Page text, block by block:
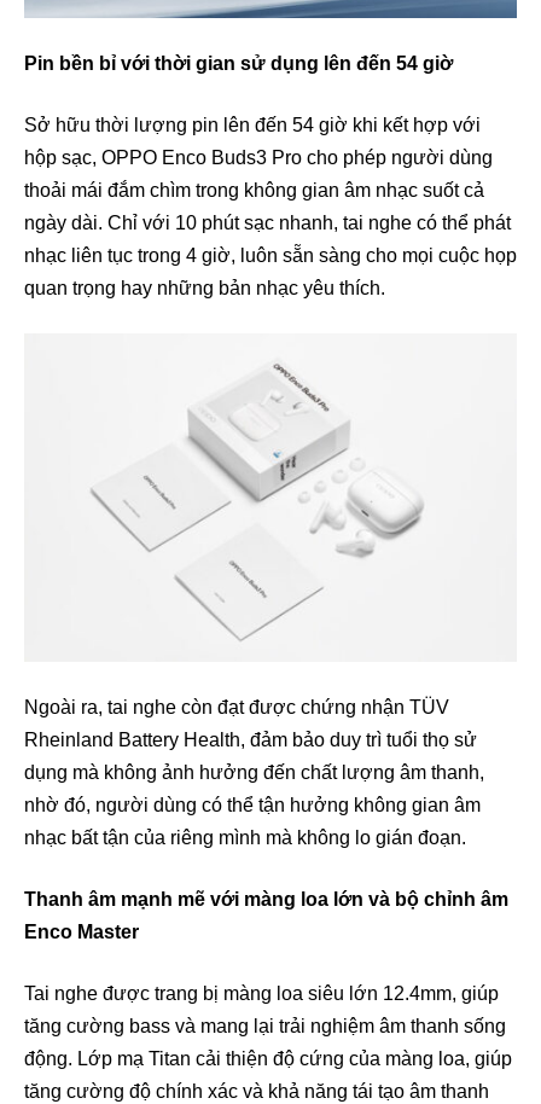
Pin bền bỉ với thời gian sử dụng lên đến 54 giờ
Sở hữu thời lượng pin lên đến 54 giờ khi kết hợp với
hộp sạc, OPPO Enco Buds3 Pro cho phép người dùng
thoải mái đắm chìm trong không gian âm nhạc suốt cả
ngày dài. Chỉ với 10 phút sạc nhanh, tai nghe có thể phát
nhạc liên tục trong 4 giờ, luôn sẵn sàng cho mọi cuộc họp
quan trọng hay những bản nhạc yêu thích.
Ngoài ra, tai nghe còn đạt được chứng nhận TÜV
Rheinland Battery Health, đảm bảo duy trì tuổi thọ sử
dụng mà không ảnh hưởng đến chất lượng âm thanh,
nhờ đó, người dùng có thể tận hưởng không gian âm
nhạc bất tận của riêng mình mà không lo gián đoạn.
Thanh âm mạnh mẽ với màng loa lớn và bộ chỉnh âm
Enco Master
Tai nghe được trang bị màng loa siêu lớn 12.4mm, giúp
tăng cường bass và mang lại trải nghiệm âm thanh sống
động. Lớp mạ Titan cải thiện độ cứng của màng loa, giúp
tăng cường độ chính xác và khả năng tái tạo âm thanh